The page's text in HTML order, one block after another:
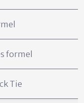
formel
Tie